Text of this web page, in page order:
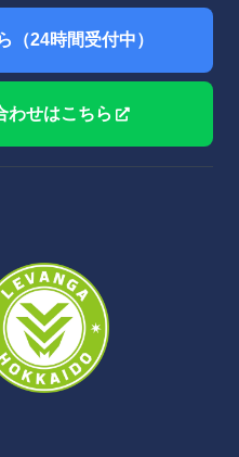
（24時間受付中）
わせはこちら